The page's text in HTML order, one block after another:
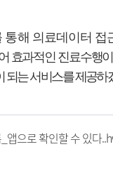
통해 의료데이터 접
효과적인 진료수행
되는 서비스를 제공하
앱으로 확인할 수 있다